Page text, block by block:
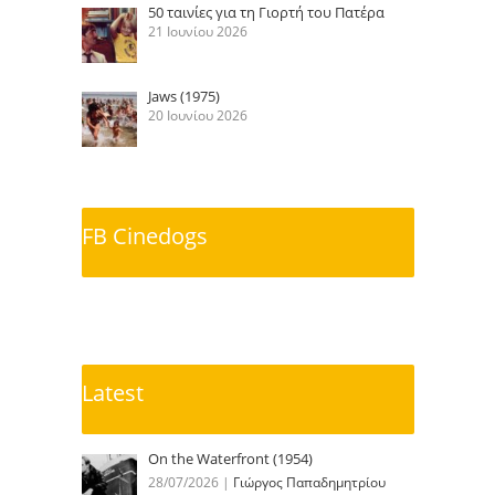
50 ταινίες για τη Γιορτή του Πατέρα
21 Ιουνίου 2026
Jaws (1975)
20 Ιουνίου 2026
FB Cinedogs
Latest
On the Waterfront (1954)
28/07/2026 | Γιώργος Παπαδημητρίου